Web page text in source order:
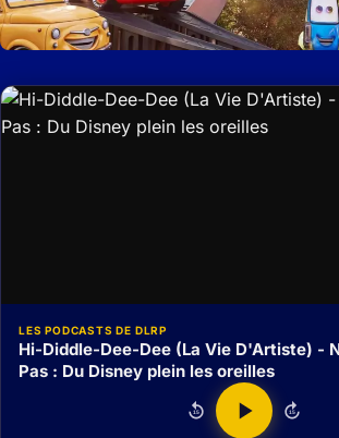
LES PODCASTS DE DLRP
Hi-Diddle-Dee-Dee (La Vie D'Artiste) -
Pas : Du Disney plein les oreilles
15 15